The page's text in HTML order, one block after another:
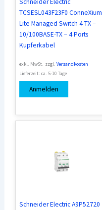
Schneider Electric
TCSESL043F23F0 ConneXium
Lite Managed Switch 4 TX –
10/100BASE-TX – 4 Ports
Kupferkabel
exkl. MwSt. zzgl.Versandkosten
Lieferzeit:ca. 5-10 Tage
Anmelden
Schneider Electric A9P52720